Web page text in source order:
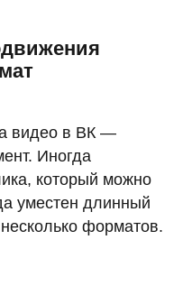
видео в ВК —
Иногда
который можно
уместен длинный
форматов.